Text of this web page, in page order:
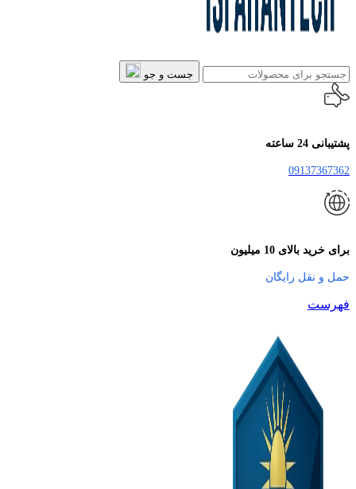
جست و جو
پشتیبانی 24 ساعته
09137367362
برای خرید بالای 10 میلیون
حمل و نقل رایگان
فهرست